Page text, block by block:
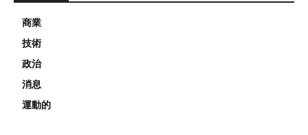
商業
技術
政治
消息
運動的